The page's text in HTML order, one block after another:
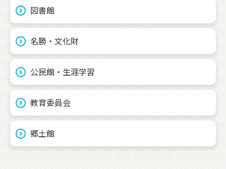
図書館
名勝・文化財
公民館・生涯学習
教育委員会
郷土館